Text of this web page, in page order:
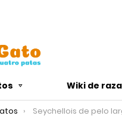
Wiki de
Seychellois de pelo largo : características y